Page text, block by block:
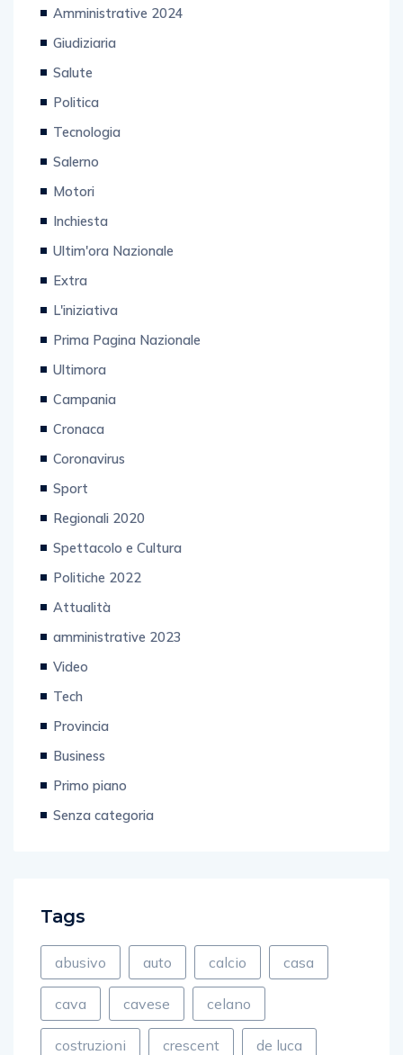
Amministrative 2024
Giudiziaria
Salute
Politica
Tecnologia
Salerno
Motori
Inchiesta
Ultim'ora Nazionale
Extra
L'iniziativa
Prima Pagina Nazionale
Ultimora
Campania
Cronaca
Coronavirus
Sport
Regionali 2020
Spettacolo e Cultura
Politiche 2022
Attualità
amministrative 2023
Video
Tech
Provincia
Business
Primo piano
Senza categoria
Tags
abusivo auto calcio casa
cava cavese celano
costruzioni crescent de luca